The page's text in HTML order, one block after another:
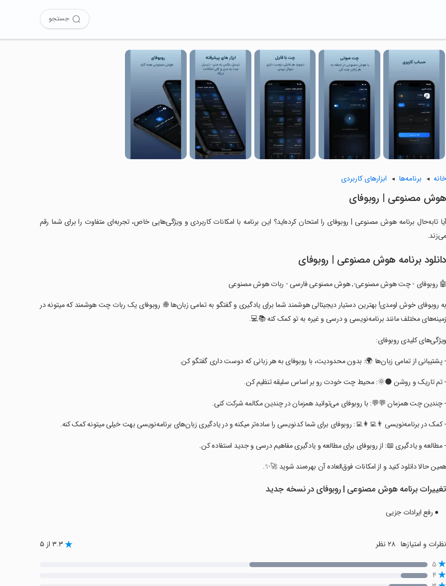
جستجو
خانه برنامه‌ها ابزارهای کاربردی
‏‏هوش مصنوعی | روبوفای
آیا تابه‌حال برنامه ‏‏هوش مصنوعی | روبوفای را امتحان کرده‌اید؟ این برنامه با امکانات کاربردی و ویژگی‌هایی خاص، تجربه‌ای متفاوت را برای شما رقم
می‌زند.
دانلود برنامه ‏‏هوش مصنوعی | روبوفای
‏‏🤖 روبوفای - چت هوش مصنوعی-, هوش مصنوعی فارسی - ربات هوش مصنوعی
‏‏به روبوفای خوش اومدی! بهترین دستیار دیجیتالی هوشمند شما برای یادگیری و گفتگو به تمامی زبان‌ها 🌐. روبوفای یک ربات چت هوشمند که میتونه در
زمینه‌های مختلف مانند برنامه‌نویسی و درسی و غیره به تو کمک کنه 📚💻.
‏‏ویژگی‌های کلیدی روبوفای:
‏‏- پشتیبانی از تمامی زبان‌ها 🌍: بدون محدودیت، با روبوفای به هر زبانی که دوست داری گفتگو کن.
‏‏- تم تاریک و روشن 🌑🌞: محیط چت خودت رو بر اساس سلیقه تنظیم کن.
‏‏- چندین چت همزمان 💬💬: با روبوفای می‌توانید همزمان در چندین مکالمه شرکت کنی.
‏‏- کمک در برنامه‌نویسی 👨‍💻👩‍💻: روبوفای برای شما کدنویسی را ساده‌تر میکنه و در یادگیری زبان‌های برنامه‌نویسی بهت خیلی میتونه کمک کنه.
‏‏- مطالعه و یادگیری 📖: از روبوفای برای مطالعه و یادگیری مفاهیم درسی و جدید استفاده کن.
‏‏همین حالا دانلود کنید و از امکانات فوق‌العاده آن بهره‌مند شوید 🚀✨.
تغییرات برنامه ‏‏هوش مصنوعی | روبوفای در نسخه جدید
● رفع ایرادات جزیی
نظرات و امتیازها ۳.۳ از ۵
۵
۴